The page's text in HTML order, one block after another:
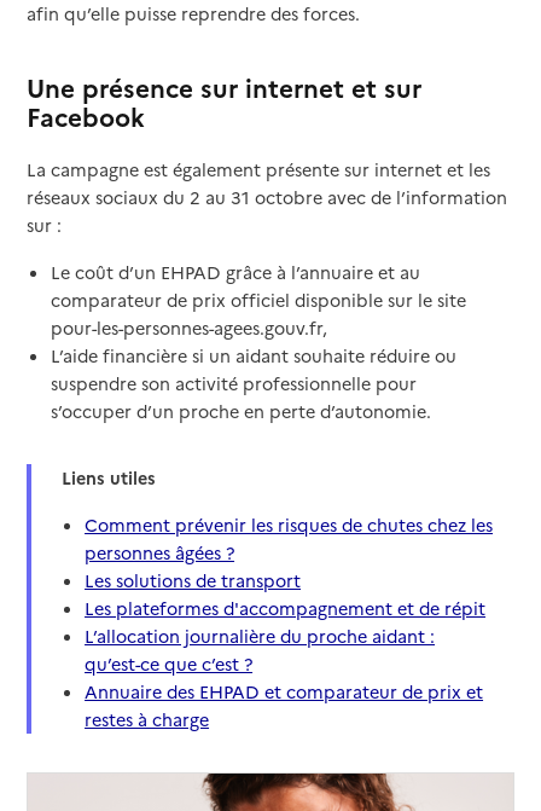
afin qu’elle puisse reprendre des forces.
Une présence sur internet et sur
Facebook
La campagne est également présente sur internet et les
réseaux sociaux du 2 au 31 octobre avec de l’information
sur :
Le coût d’un EHPAD grâce à l’annuaire et au
comparateur de prix officiel disponible sur le site
pour-les-personnes-agees.gouv.fr,
L’aide financière si un aidant souhaite réduire ou
suspendre son activité professionnelle pour
s’occuper d’un proche en perte d’autonomie.
Liens utiles
Comment prévenir les risques de chutes chez les
personnes âgées ?
Les solutions de transport
Les plateformes d'accompagnement et de répit
L’allocation journalière du proche aidant :
qu’est-ce que c’est ?
Annuaire des EHPAD et comparateur de prix et
restes à charge